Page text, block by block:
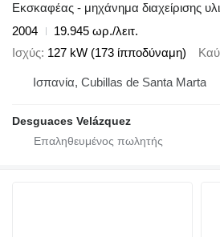
Εκσκαφέας - μηχάνημα διαχείρισης
2004
19.945 ωρ./λειτ.
Ισχύς 127 kW (173 ίπποδύναμη)
Ισπανία, Cubillas de Santa Marta
Desguaces Velázquez